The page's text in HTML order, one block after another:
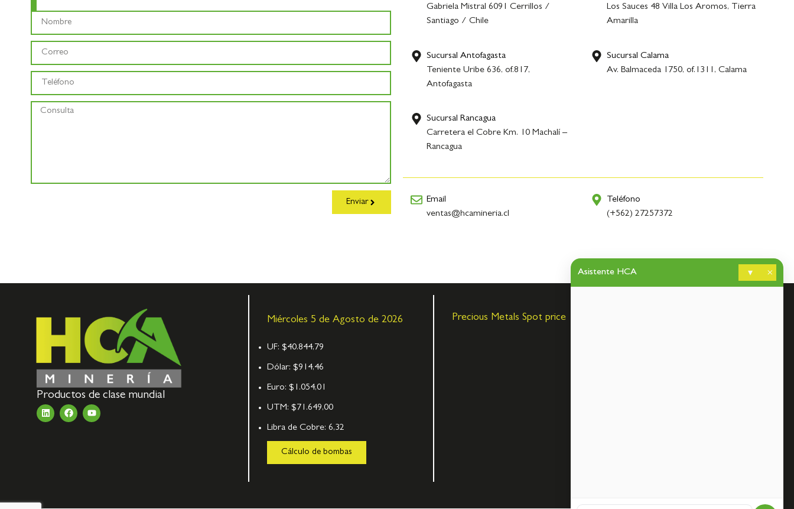
Asistente HCA ▾ ×
Enviar
Gabriela Mistral 6091 Cerrillos /
Santiago / Chile
Los Sauces 48 Villa Los Aromos, Tierra
Amarilla
Sucursal Antofagasta
Teniente Uribe 636, of.817,
Antofagasta
Sucursal Calama
Av. Balmaceda 1750, of.1311, Calama
Sucursal Rancagua
Carretera el Cobre Km. 10 Machalí –
Rancagua
Email
ventas@hcamineria.cl
Teléfono
(+562) 27257372
Productos de clase mundial
Miércoles 5 de Agosto de 2026
UF: $40.844,79
Dólar: $914,46
Euro: $1.054,01
UTM: $71.649,00
Libra de Cobre: 6,32
Cálculo de bombas
Precious Metals Spot price